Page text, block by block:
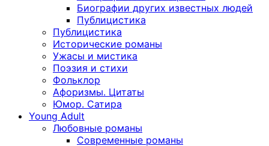
Биографии других известных людей
Публицистика
Публицистика
Исторические романы
Ужасы и мистика
Поэзия и стихи
Фольклор
Афоризмы. Цитаты
Юмор. Сатира
Young Adult
Любовные романы
Современные романы